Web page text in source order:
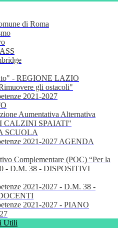
di Roma
- REGIONE LAZIO
gli ostacoli"
2021-2027
Aumentativa Alternativa
CALZINI SPAIATI"
SCUOLA
2021-2027 AGENDA
Complementare (POC) “Per la
- D.M. 38 - DISPOSITIVI
2021-2027 - D.M. 38 -
2021-2027 - PIANO
Utili